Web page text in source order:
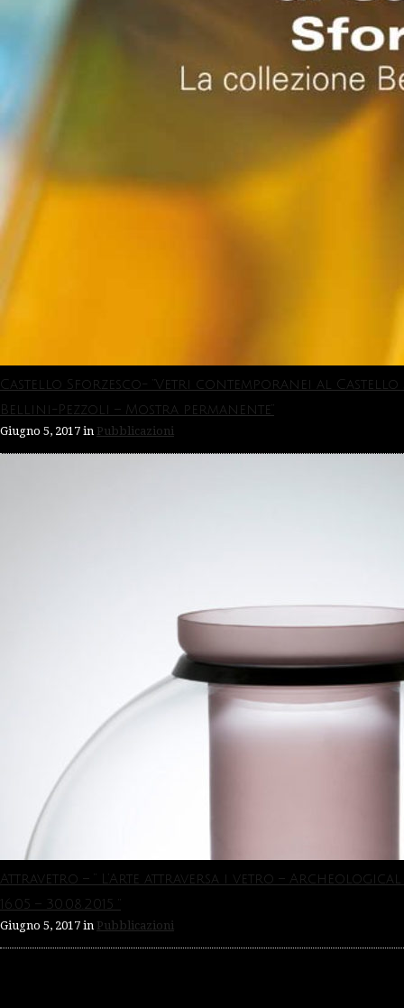
Castello Sforzesco- “Vetri contemporanei al
Bellini-Pezzoli – Mostra permanente”
Giugno 5, 2017 in Pubblicazioni
Attravetro – ” L’Arte attraversa i vetro –
16.05 – 30.08.2015 “
Giugno 5, 2017 in Pubblicazioni